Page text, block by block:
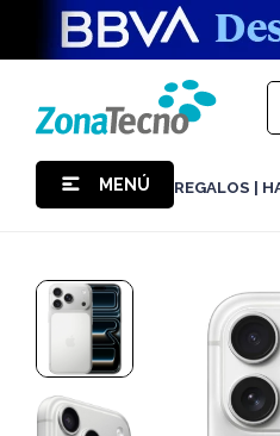
MENÚ REGALOS |